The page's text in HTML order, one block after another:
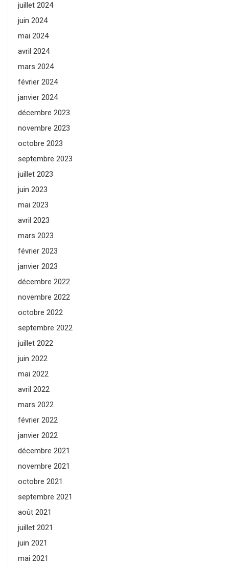
juillet 2024
juin 2024
mai 2024
avril 2024
mars 2024
février 2024
janvier 2024
décembre 2023
novembre 2023
octobre 2023
septembre 2023
juillet 2023
juin 2023
mai 2023
avril 2023
mars 2023
février 2023
janvier 2023
décembre 2022
novembre 2022
octobre 2022
septembre 2022
juillet 2022
juin 2022
mai 2022
avril 2022
mars 2022
février 2022
janvier 2022
décembre 2021
novembre 2021
octobre 2021
septembre 2021
août 2021
juillet 2021
juin 2021
mai 2021